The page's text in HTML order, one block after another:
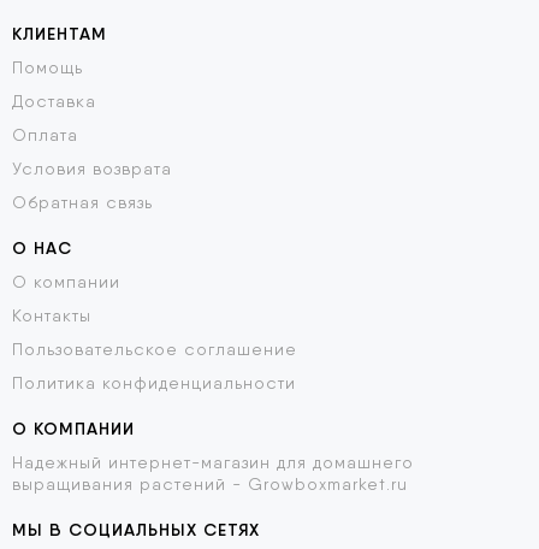
КЛИЕНТАМ
Помощь
Доставка
Оплата
Условия возврата
Обратная связь
О НАС
О компании
Контакты
Пользовательское соглашение
Политика конфиденциальности
О КОМПАНИИ
Надежный интернет-магазин для домашнего
выращивания растений - Growboxmarket.ru
МЫ В СОЦИАЛЬНЫХ СЕТЯХ